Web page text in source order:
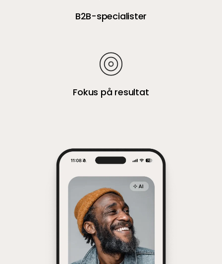
B2B-specialister
Fokus på resultat